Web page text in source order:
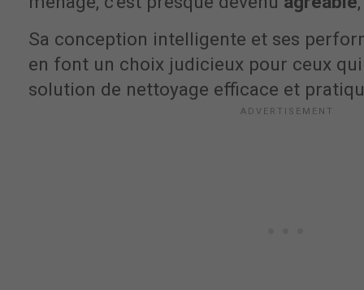
Sa conception intelligente et ses
en font un choix judicieux pour ceux
solution de nettoyage efficace et